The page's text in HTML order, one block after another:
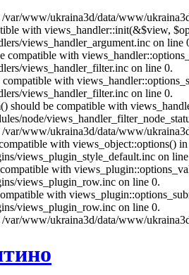
www/ukraina3d/data/www/
with views_handler::init(&$view,
views_handler_argument.inc on line
with
views_handler_filter.inc on line 0.
with
views_handler_filter.inc on line 0.
should be compatible with
node/
www/ukraina3d/data/www/
with views_object::options() in
views_plugin_style_default.inc on
with
views_plugin_row.inc on line 0.
with
views_plugin_row.inc on line 0.
www/ukraina3d/data/www/